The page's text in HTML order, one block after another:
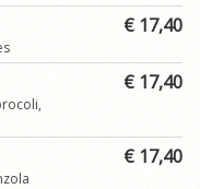
€ 17,40
€ 17,40
€ 17,40